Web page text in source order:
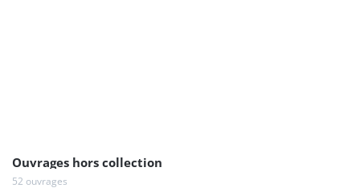
Ouvrages hors collection
52 ouvrages